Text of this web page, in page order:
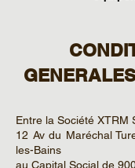
Entre la Société XTRM
12 Av du Maréchal
les-Bains
au Capital Social de